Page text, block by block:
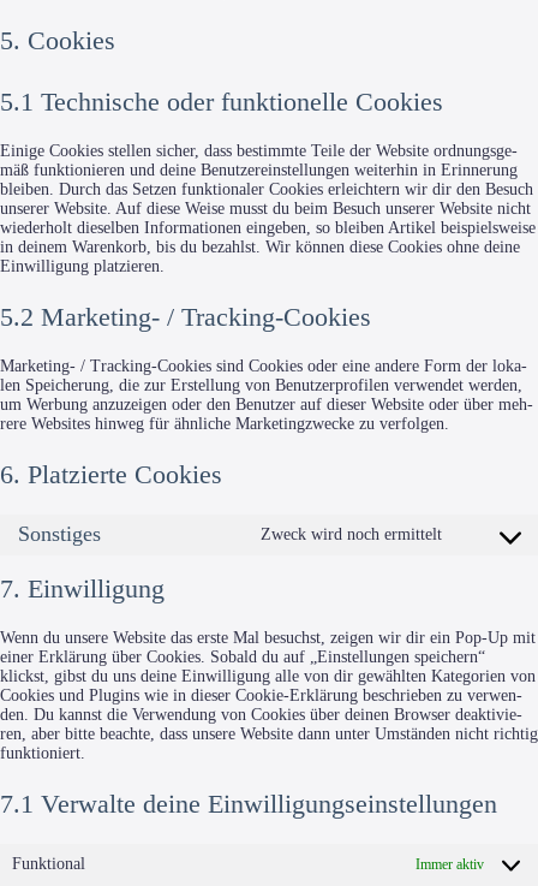
5. Cookies
5.1 Technische oder funktionelle Cookies
Eini­ge Coo­kies stel­len sicher, dass bestimm­te Tei­le der Web­site ord­nungs­ge­
mäß funk­tio­nie­ren und dei­ne Benut­zer­ein­stel­lun­gen wei­ter­hin in Erin­ne­rung
blei­ben. Durch das Set­zen funk­tio­na­ler Coo­kies erleich­tern wir dir den Besuch
unse­rer Web­site. Auf die­se Wei­se musst du beim Besuch unse­rer Web­site nicht
wie­der­holt die­sel­ben Infor­ma­tio­nen ein­ge­ben, so blei­ben Arti­kel bei­spiels­wei­se
in dei­nem Waren­korb, bis du bezahlst. Wir kön­nen die­se Coo­kies ohne dei­ne
Ein­wil­li­gung platzieren.
5.2 Marketing- / Tracking-Cookies
Mar­ke­ting- / Track­ing-Coo­kies sind Coo­kies oder eine ande­re Form der loka­
len Spei­che­rung, die zur Erstel­lung von Benut­zer­pro­fi­len ver­wen­det wer­den,
um Wer­bung anzu­zei­gen oder den Benut­zer auf die­ser Web­site oder über meh­
re­re Web­sites hin­weg für ähn­li­che Mar­ke­ting­zwe­cke zu verfolgen.
6. Platzierte Cookies
Sonstiges Zweck wird noch ermittelt
sonstiges
7. Einwilligung
Wenn du unse­re Web­site das ers­te Mal besuchst, zei­gen wir dir ein Pop-Up mit
einer Erklä­rung über Coo­kies. Sobald du auf „Ein­stel­lun­gen spei­chern“
klickst, gibst du uns dei­ne Ein­wil­li­gung alle von dir gewähl­ten Kate­go­rien von
Coo­kies und Plug­ins wie in die­ser Coo­kie-Erklä­rung beschrie­ben zu ver­wen­
den. Du kannst die Ver­wen­dung von Coo­kies über dei­nen Brow­ser deak­ti­vie­
ren, aber bit­te beach­te, dass unse­re Web­site dann unter Umstän­den nicht rich­tig
funktioniert.
7.1 Verwalte deine Einwilligungseinstellungen
Funktional Immer aktiv